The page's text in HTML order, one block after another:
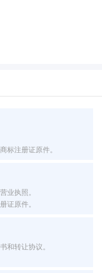
标注册证原件。
业执照。
证原件。
和转让协议。